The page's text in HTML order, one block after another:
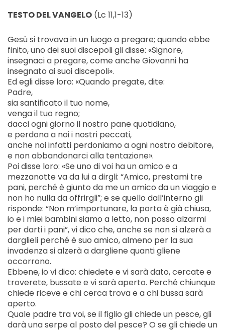
TESTO DEL VANGELO (Lc 11,1-13)
Gesù si trovava in un luogo a pregare; quando ebbe
finito, uno dei suoi discepoli gli disse: «Signore,
insegnaci a pregare, come anche Giovanni ha
insegnato ai suoi discepoli».
Ed egli disse loro: «Quando pregate, dite:
Padre,
sia santificato il tuo nome,
venga il tuo regno;
dacci ogni giorno il nostro pane quotidiano,
e perdona a noi i nostri peccati,
anche noi infatti perdoniamo a ogni nostro debitore,
e non abbandonarci alla tentazione».
Poi disse loro: «Se uno di voi ha un amico e a
mezzanotte va da lui a dirgli: “Amico, prestami tre
pani, perché è giunto da me un amico da un viaggio e
non ho nulla da offrirgli”; e se quello dall’interno gli
risponde: “Non m’importunare, la porta è già chiusa,
io e i miei bambini siamo a letto, non posso alzarmi
per darti i pani”, vi dico che, anche se non si alzerà a
darglieli perché è suo amico, almeno per la sua
invadenza si alzerà a dargliene quanti gliene
occorrono.
Ebbene, io vi dico: chiedete e vi sarà dato, cercate e
troverete, bussate e vi sarà aperto. Perché chiunque
chiede riceve e chi cerca trova e a chi bussa sarà
aperto.
Quale padre tra voi, se il figlio gli chiede un pesce, gli
darà una serpe al posto del pesce? O se gli chiede un